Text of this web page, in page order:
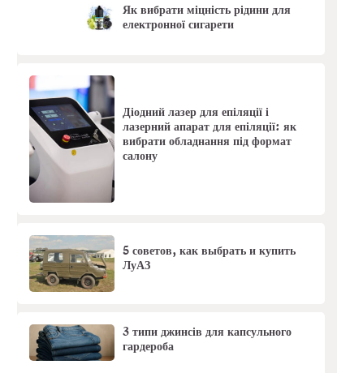
Як вибрати міцність рідини для
електронної сигарети
Діодний лазер для епіляції і
лазерний апарат для епіляції: як
вибрати обладнання під формат
салону
5 советов, как выбрать и купить
ЛуАЗ
3 типи джинсів для капсульного
гардероба